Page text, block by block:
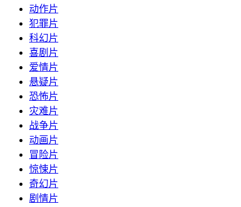
动作片
犯罪片
科幻片
喜剧片
爱情片
悬疑片
恐怖片
灾难片
战争片
动画片
冒险片
惊悚片
奇幻片
剧情片